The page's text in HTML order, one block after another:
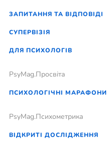
ЗАПИТАННЯ ТА ВІДПОВІДІ
CУПЕРВІЗІЯ
ДЛЯ ПСИХОЛОГІВ
PsyMag.Просвіта
ПСИХОЛОГІЧНІ МАРАФОНИ
PsyMag.Психометрика
ВІДКРИТІ ДОСЛІДЖЕННЯ